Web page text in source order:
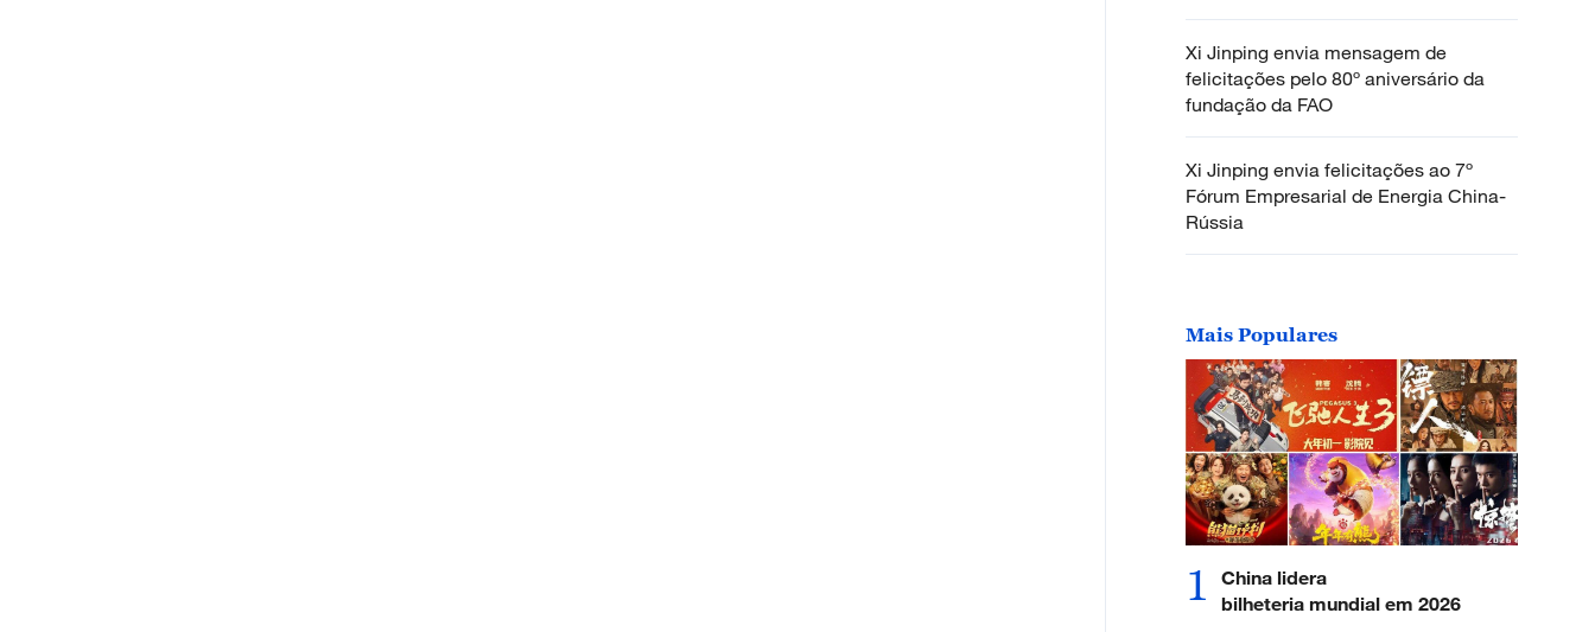
Xi Jinping envia mensagem de
felicitações pelo 80º aniversário da
fundação da FAO
Xi Jinping envia felicitações ao 7º
Fórum Empresarial de Energia China-
Rússia
Mais Populares
1
China lidera
bilheteria mundial em 2026